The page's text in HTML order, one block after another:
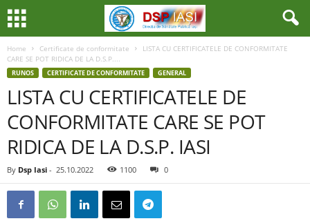
Home Certificate de conformitate
LISTA CU CERTIFICATELE DE CONFORMITATE
CARE SE POT RIDICA DE LA D.S.P....
RUNOS CERTIFICATE DE CONFORMITATE GENERAL
LISTA CU CERTIFICATELE DE
CONFORMITATE CARE SE POT
RIDICA DE LA D.S.P. IASI
By Dsp Iasi - 25.10.2022 1100 0